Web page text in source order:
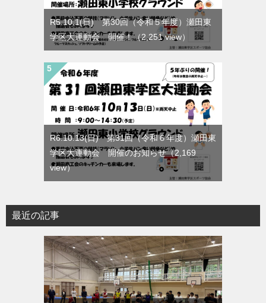
R5.10.1(日) 第30回（令和５年度）瀬田東
学区大運動会 開催！（2,251 view）
R6.10.13(日) 第31回（令和６年度）瀬田東
学区大運動会 開催のお知らせ（2,169
view）
最近の記事